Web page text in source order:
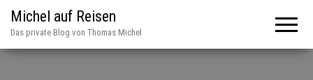
Michel auf Reisen
Das private Blog von Thomas Michel